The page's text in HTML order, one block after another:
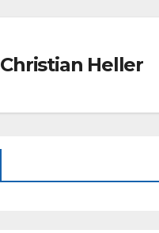
Christian Heller